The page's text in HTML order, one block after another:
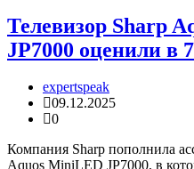
Телевизор Sharp
JP7000 оценили в
expertspeak
09.12.2025
0
Компания Sharp пополнила
Aquos MiniLED JP7000, в